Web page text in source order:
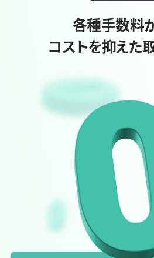
各種手数料
コストを抑えた